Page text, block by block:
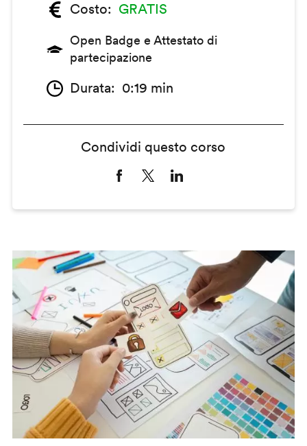
Costo
GRATIS
Open Badge e Attestato di
partecipazione
Durata 0:19 min
Condividi questo corso